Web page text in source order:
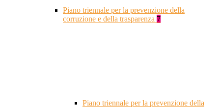
Piano triennale per la prevenzione della
corruzione e della trasparenza 7
Piano triennale per la prevenzione della